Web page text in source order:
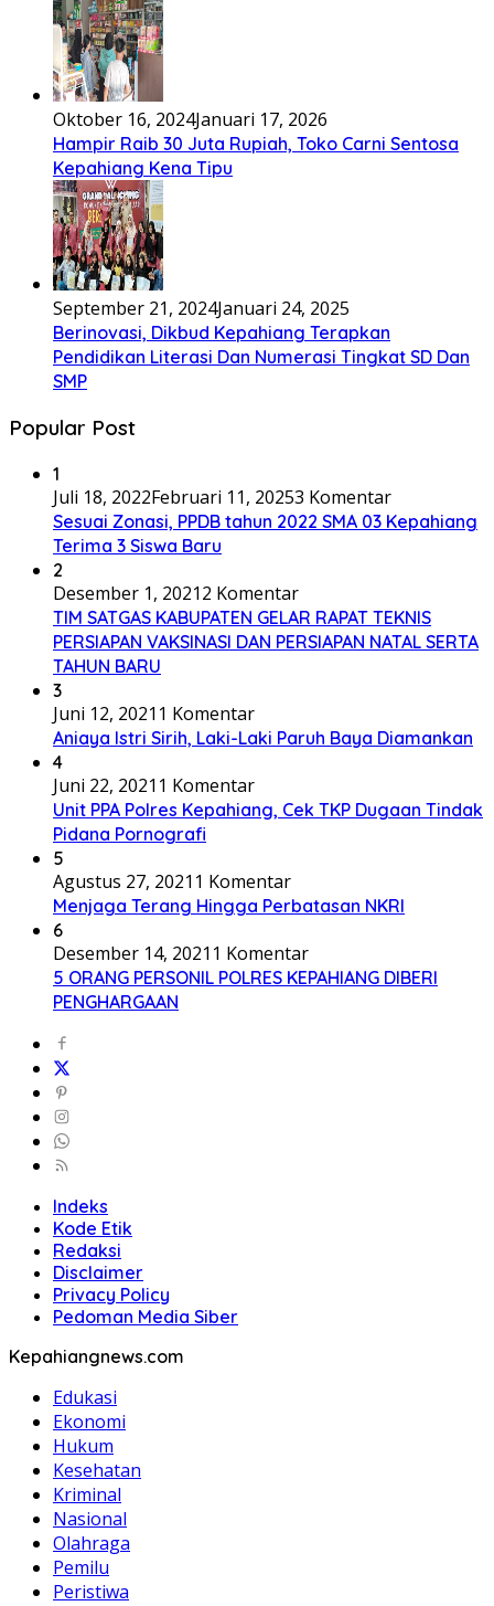
Oktober 16, 2024Januari 17, 2026
Hampir Raib 30 Juta Rupiah, Toko Carni Sentosa
Kepahiang Kena Tipu
September 21, 2024Januari 24, 2025
Berinovasi, Dikbud Kepahiang Terapkan
Pendidikan Literasi Dan Numerasi Tingkat SD Dan
SMP
Popular Post
1
Juli 18, 2022Februari 11, 20253 Komentar
Sesuai Zonasi, PPDB tahun 2022 SMA 03 Kepahiang
Terima 3 Siswa Baru
2
Desember 1, 20212 Komentar
TIM SATGAS KABUPATEN GELAR RAPAT TEKNIS
PERSIAPAN VAKSINASI DAN PERSIAPAN NATAL SERTA
TAHUN BARU
3
Juni 12, 2021 1 Komentar
Aniaya Istri Sirih, Laki-Laki Paruh Baya Diamankan
4
Juni 22, 2021 1 Komentar
Unit PPA Polres Kepahiang, Cek TKP Dugaan Tindak
Pidana Pornografi
5
Agustus 27, 2021 1 Komentar
Menjaga Terang Hingga Perbatasan NKRI
6
Desember 14, 2021 1 Komentar
5 ORANG PERSONIL POLRES KEPAHIANG DIBERI
PENGHARGAAN
Indeks
Kode Etik
Redaksi
Disclaimer
Privacy Policy
Pedoman Media Siber
Kepahiangnews.com
Edukasi
Ekonomi
Hukum
Kesehatan
Kriminal
Nasional
Olahraga
Pemilu
Peristiwa